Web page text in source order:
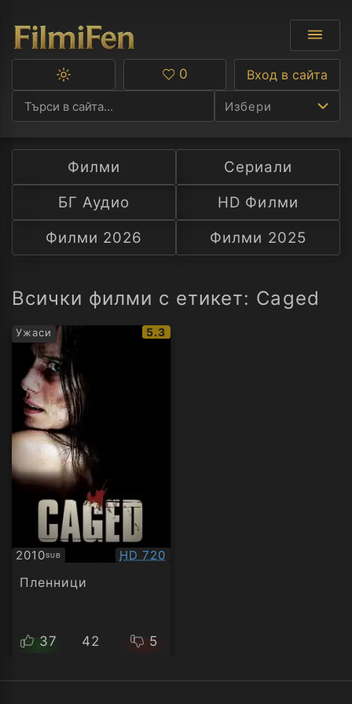
Избери
Ф
С
А
Превключване
тъмна
тема
Любими
0 Вход в сайта
Филми
Сериали
БГ Аудио
HD Филми
Филми 2026
Филми 2025
Всички филми с етикет: Caged
Ужаси
IMDb
5.3
2010SUB
Субтитри Качество:
HD 720
Пленници
37 42 5